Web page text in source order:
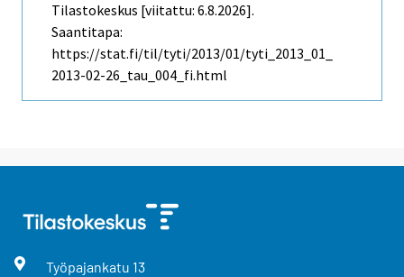
Tilastokeskus [viitattu: 6.8.2026].
Saantitapa:
https://stat.fi/til/tyti/2013/01/tyti_2013_01_
2013-02-26_tau_004_fi.html
Työpajankatu 13